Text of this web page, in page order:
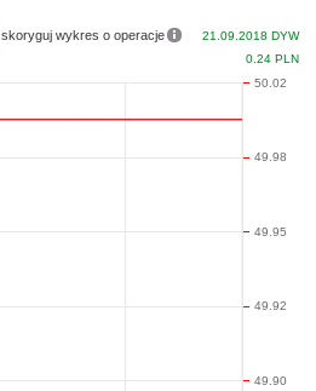
skoryguj wykres o operacje
21.09.2018 DYW
0.24 PLN
49.90
49.92
49.95
49.98
50.02